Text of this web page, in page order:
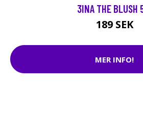
3INA THE BLUSH
189 SEK
MER INFO!